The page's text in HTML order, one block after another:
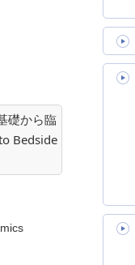
礎から臨
Bedside